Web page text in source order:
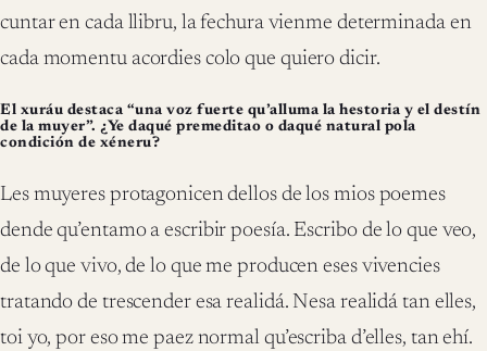
cuntar en cada llibru, la fechura vienme determinada en
cada momentu acordies colo que quiero dicir.
El xuráu destaca “una voz fuerte qu’alluma la hestoria y el destín
de la muyer”. ¿Ye daqué premeditao o daqué natural pola
condición de xéneru?
Les muyeres protagonicen dellos de los mios poemes
dende qu’entamo a escribir poesía. Escribo de lo que veo,
de lo que vivo, de lo que me producen eses vivencies
tratando de trescender esa realidá. Nesa realidá tan elles,
toi yo, por eso me paez normal qu’escriba d’elles, tan ehí.